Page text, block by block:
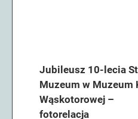
Jubileusz 10-lecia
Muzeum w Muzeum
Wąskotorowej –
fotorelacja